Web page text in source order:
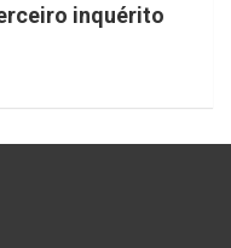
inquérito